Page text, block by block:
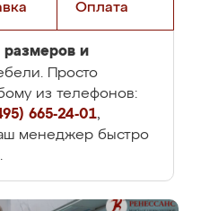
Оплата
размеров и
Просто
из телефонов:
665-24-01,
менеджер быстро